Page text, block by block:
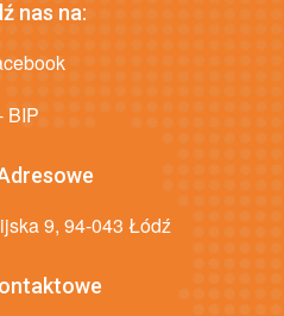
nas na:
BIP
9, 94-043 Łódź